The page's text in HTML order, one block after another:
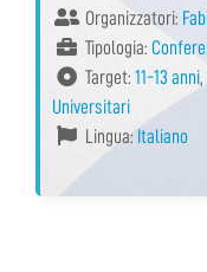
Organizzatori:
Tipologia:
Target: 11-13 anni,
Universitari
Lingua: Italiano